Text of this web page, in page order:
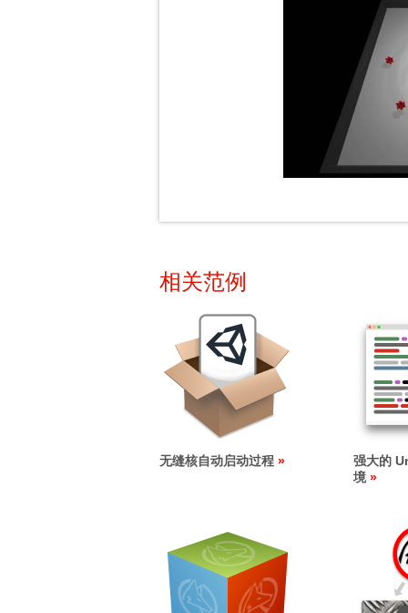
相关范例
无缝核自动启动过程
强大的
境